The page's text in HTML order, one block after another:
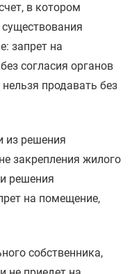
в котором
запрет на
согласия органов
продавать без
из решения
закрепления жилого
решения
на помещение,
собственника,